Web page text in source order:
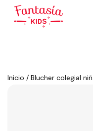
Inicio / Blucher colegial